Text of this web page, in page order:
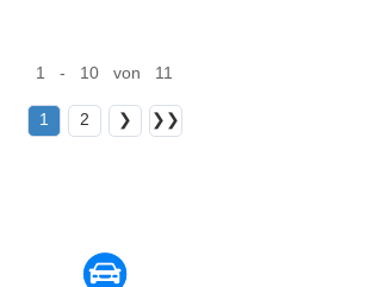
1 - 10 von 11
1 2 ❯ ❯❯